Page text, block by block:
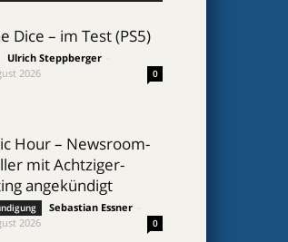
Dice – im Test (PS5)
Ulrich Steppberger
2026
0
Hour – Newsroom-
mit Achtziger-
angekündigt
Sebastian Essner
2026
0